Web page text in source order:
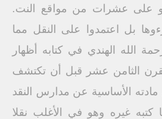
على عشرات من مواقع النت.
بل اعتمدوا على النقل مما
الله الهندي في كتابه أظهار
الثامن عشر قبل أن تكتشف
الأساسية عن مدارس النقد
كتبه غيره وهو في الأغلب نقلا